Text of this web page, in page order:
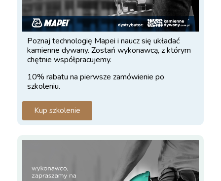
Poznaj technologię Mapei i naucz się układać
kamienne dywany. Zostań wykonawcą, z którym
chętnie współpracujemy.
10% rabatu na pierwsze zamówienie po
szkoleniu.
Kup szkolenie